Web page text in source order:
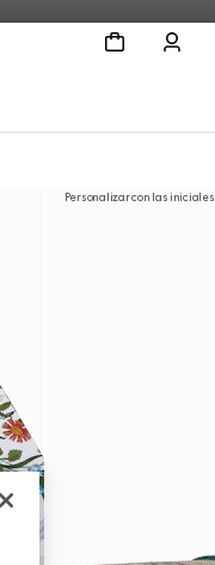
Personalizar con las iniciales